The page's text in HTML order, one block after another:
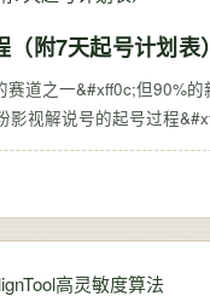
（附7天起号计划表
道之一&#xff0c;但90%
影视解说号的起号过程